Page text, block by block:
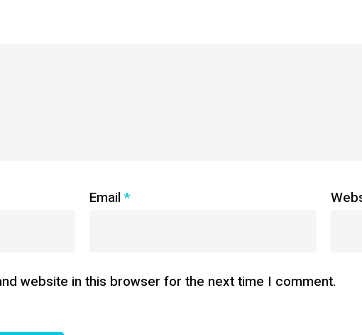
Email *
website in this browser for the next time I comment.